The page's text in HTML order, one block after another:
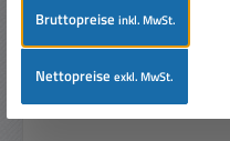
Kugellautsprecher
WCP5 mit
Bruttopreiseinkl. MwSt.
Nettopreiseexkl. MwSt.